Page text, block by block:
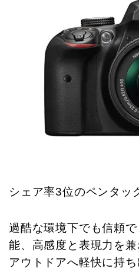
シェア率3位のペンタッ
過酷な環境下でも信頼
能、高感度と表現力を兼
アウトドアへ軽快に持